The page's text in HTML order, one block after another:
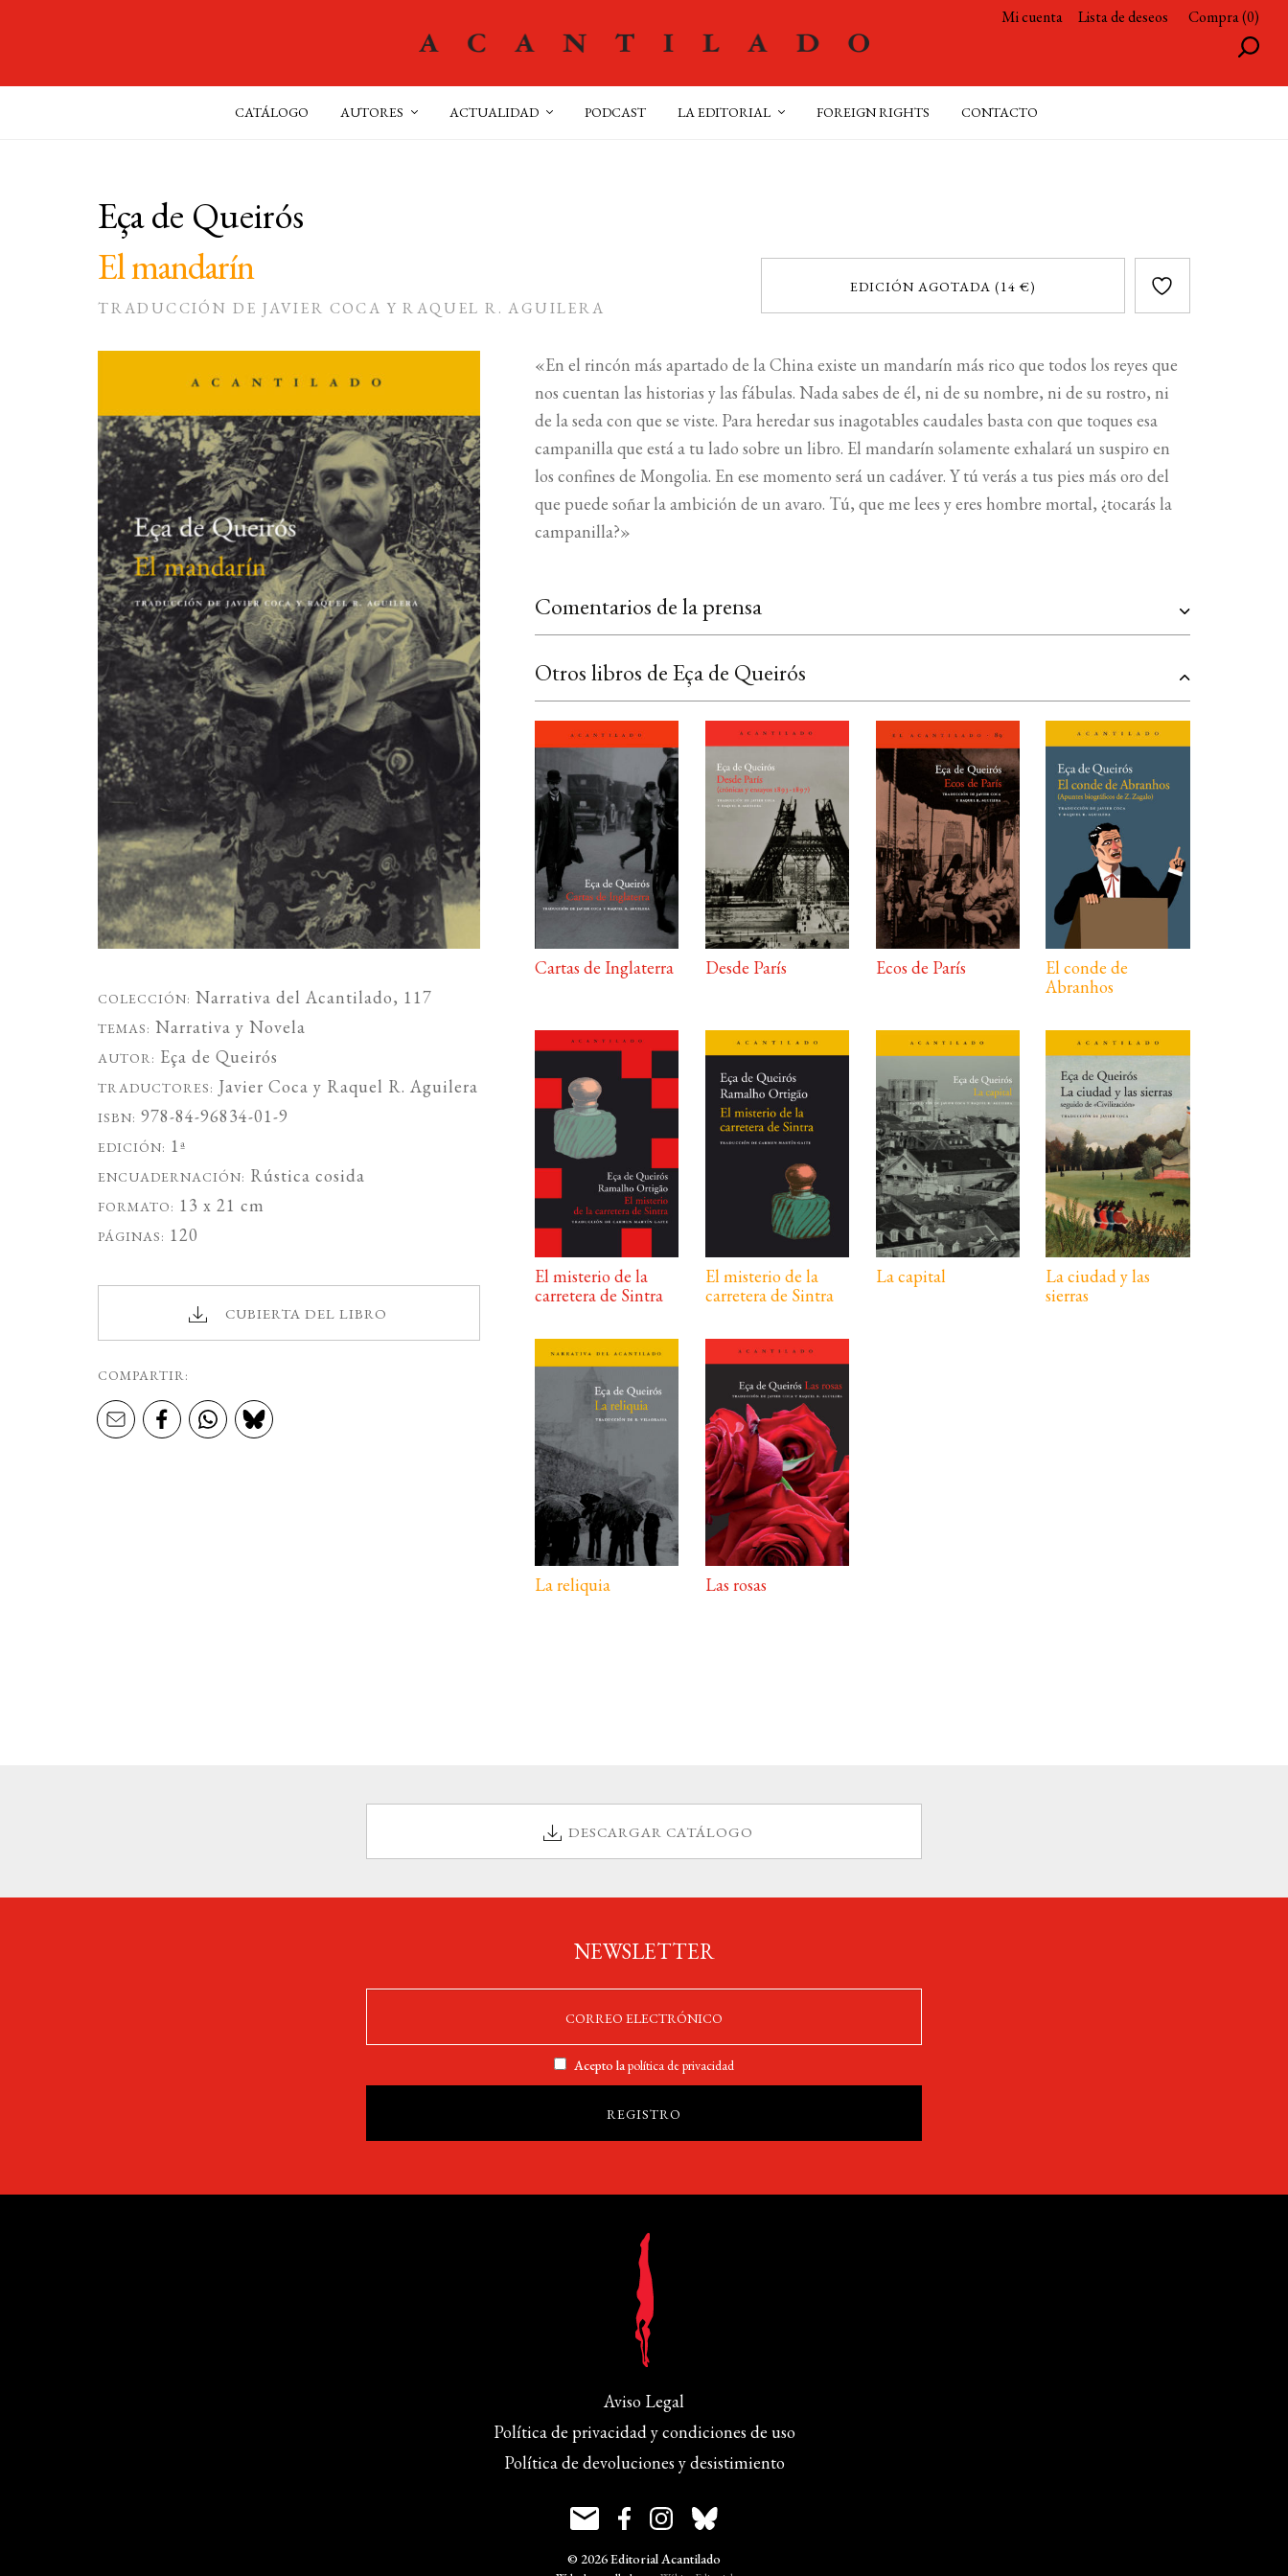
Mi cuenta Lista de deseos Compra (0)
CATÁLOGO AUTORES ACTUALIDAD PODCAST LA EDITORIAL FOREIGN RIGHTS CONTACTO
Eça de Queirós
El mandarín
TRADUCCIÓN DE JAVIER COCA Y RAQUEL R. AGUILERA
EDICIÓN AGOTADA (14 €)
COLECCIÓN: Narrativa del Acantilado, 117
TEMAS: Narrativa yNovela
AUTOR: Eça de Queirós
TRADUCTORES: Javier Coca y Raquel R. Aguilera
ISBN: 978-84-96834-01-9
EDICIÓN: 1ª
ENCUADERNACIÓN: Rústica cosida
FORMATO: 13 x 21 cm
PÁGINAS: 120
CUBIERTA DEL LIBRO
COMPARTIR:
«En el rincón más apartado de la China existe un mandarín más rico que todos los reyes que
nos cuentan las historias y las fábulas. Nada sabes de él, ni de su nombre, ni de su rostro, ni
de la seda con que se viste. Para heredar sus inagotables caudales basta con que toques esa
campanilla que está a tu lado sobre un libro. El mandarín solamente exhalará un suspiro en
los confines de Mongolia. En ese momento será un cadáver. Y tú verás a tus pies más oro del
que puede soñar la ambición de un avaro. Tú, que me lees y eres hombre mortal, ¿tocarás la
campanilla?»
Comentarios de la prensa
Otros libros de Eça de Queirós
Cartas de Inglaterra Desde París Ecos de París
El conde de
Abranhos
El misterio de la
carretera de Sintra
El misterio de la
carretera de Sintra
La capital
La ciudad y las
sierras
La reliquia Las rosas
DESCARGAR CATÁLOGO
NEWSLETTER
Acepto lapolítica de privacidad
Aviso Legal
Política de privacidad y condiciones de uso
Política de devoluciones y desistimiento
© 2026 Editorial Acantilado